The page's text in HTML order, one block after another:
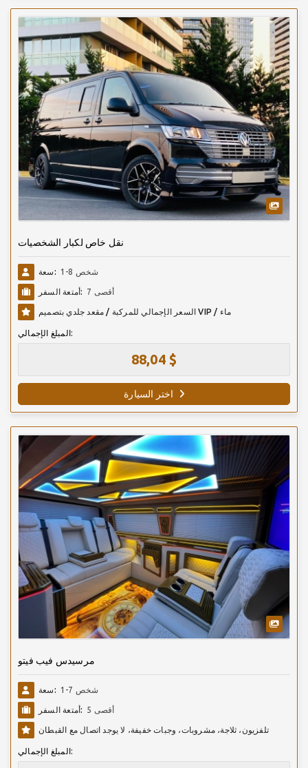
نقل خاص لكبار الشخصيات
سعة: 1-8 شخص
أمتعة السفر: أقصى 7
السعر الإجمالي للمركبة / مقعد جلدي بتصميم VIP / ماء
المبلغ الإجمالي:
88,04 $
اختر السيارة
مرسيدس فيب فيتو
سعة: 1-7 شخص
أمتعة السفر: أقصى 5
تلفزيون، ثلاجة، مشروبات، وجبات خفيفة، لا يوجد اتصال مع القبطان
المبلغ الإجمالي: